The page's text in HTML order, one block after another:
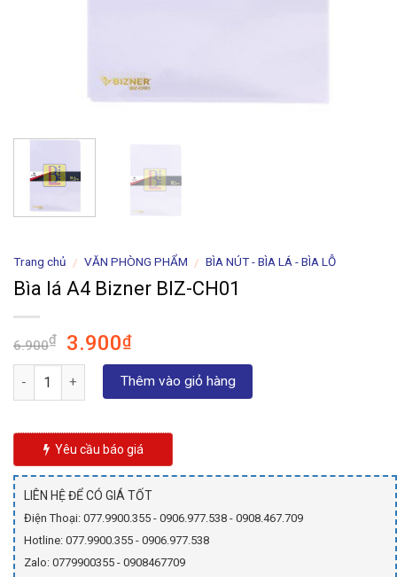
Trang chủ / VĂN PHÒNG PHẨM / BÌA NÚT - BÌA LÁ - BÌA LỖ
Bìa lá A4 Bizner BIZ-CH01
6.900₫
Giá
gốc
là:
6.900₫.
3.900₫Giá
hiện
tại
là:
3.900₫.
Số lượng Thêm vào giỏ hàng
Yêu cầu báo giá
LIÊN HỆ ĐỂ CÓ GIÁ TỐT
Điện Thoại: 077.9900.355 - 0906.977.538 - 0908.467.709
Hotline: 077.9900.355 - 0906.977.538
Zalo: 0779900355 - 0908467709